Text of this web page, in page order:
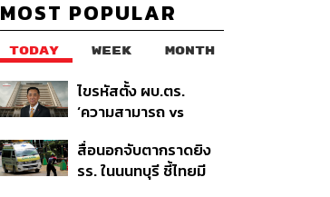
MOST POPULAR
TODAY WEEK MONTH
ไขรหัสตั้ง ผบ.ตร.
‘ความสามารถ vs
ปฏิรูปสีกากี กับ
พล.ต.อ. เอก อังสนา
สื่อนอกจับตากราดยิง
รร. ในนนทบุรี ชี้ไทยมี